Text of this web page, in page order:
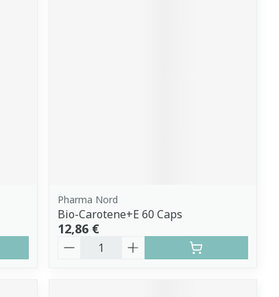
Pharma Nord
Bio-Carotene+E 60 Caps
12,86 €
Quantité